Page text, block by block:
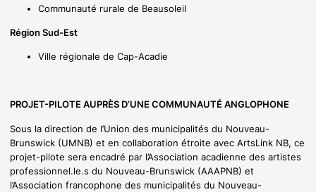
Communauté rurale de Beausoleil
Région Sud-Est
Ville régionale de Cap-Acadie
PROJET-PILOTE AUPRÈS D’UNE COMMUNAUTÉ ANGLOPHONE
Sous la direction de l’Union des municipalités du Nouveau-
Brunswick (UMNB) et en collaboration étroite avec ArtsLink NB, ce
projet-pilote sera encadré par l’Association acadienne des artistes
professionnel.le.s du Nouveau-Brunswick (AAAPNB) et
l’Association francophone des municipalités du Nouveau-